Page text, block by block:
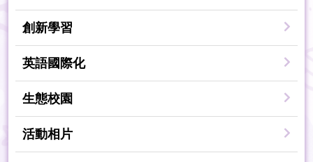
創新學習
英語國際化
生態校園
活動相片